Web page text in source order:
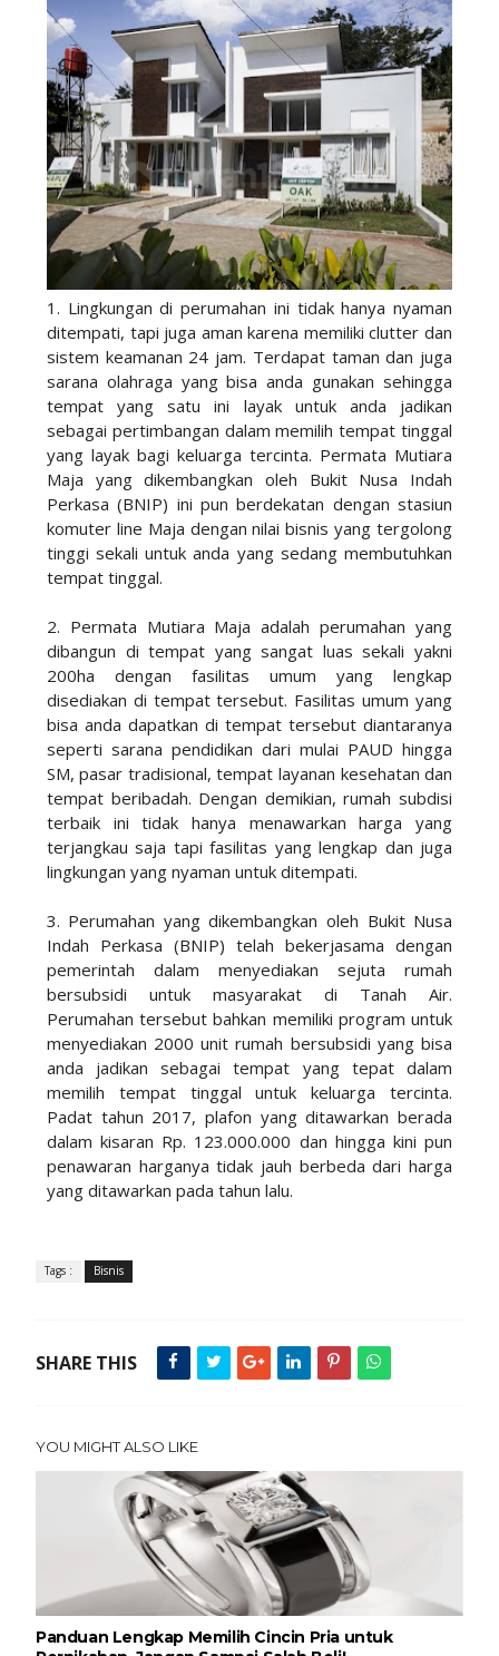
1. Lingkungan di perumahan ini tidak hanya nyaman
ditempati, tapi juga aman karena memiliki clutter dan
sistem keamanan 24 jam. Terdapat taman dan juga
sarana olahraga yang bisa anda gunakan sehingga
tempat yang satu ini layak untuk anda jadikan
sebagai pertimbangan dalam memilih tempat tinggal
yang layak bagi keluarga tercinta. Permata Mutiara
Maja yang dikembangkan oleh Bukit Nusa Indah
Perkasa (BNIP) ini pun berdekatan dengan stasiun
komuter line Maja dengan nilai bisnis yang tergolong
tinggi sekali untuk anda yang sedang membutuhkan
tempat tinggal.
2. Permata Mutiara Maja adalah perumahan yang
dibangun di tempat yang sangat luas sekali yakni
200ha dengan fasilitas umum yang lengkap
disediakan di tempat tersebut. Fasilitas umum yang
bisa anda dapatkan di tempat tersebut diantaranya
seperti sarana pendidikan dari mulai PAUD hingga
SM, pasar tradisional, tempat layanan kesehatan dan
tempat beribadah. Dengan demikian, rumah subdisi
terbaik ini tidak hanya menawarkan harga yang
terjangkau saja tapi fasilitas yang lengkap dan juga
lingkungan yang nyaman untuk ditempati.
3. Perumahan yang dikembangkan oleh Bukit Nusa
Indah Perkasa (BNIP) telah bekerjasama dengan
pemerintah dalam menyediakan sejuta rumah
bersubsidi untuk masyarakat di Tanah Air.
Perumahan tersebut bahkan memiliki program untuk
menyediakan 2000 unit rumah bersubsidi yang bisa
anda jadikan sebagai tempat yang tepat dalam
memilih tempat tinggal untuk keluarga tercinta.
Padat tahun 2017, plafon yang ditawarkan berada
dalam kisaran Rp. 123.000.000 dan hingga kini pun
penawaran harganya tidak jauh berbeda dari harga
yang ditawarkan pada tahun lalu.
Tags : Bisnis
SHARE THIS
YOU MIGHT ALSO LIKE
Panduan Lengkap Memilih Cincin Pria untuk